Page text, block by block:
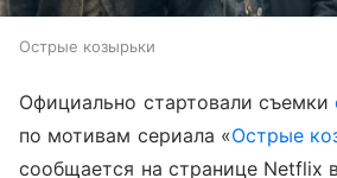
Острые козырьки
Официально стартовали съемки
по мотивам сериала «Острые
сообщается на странице Netflix